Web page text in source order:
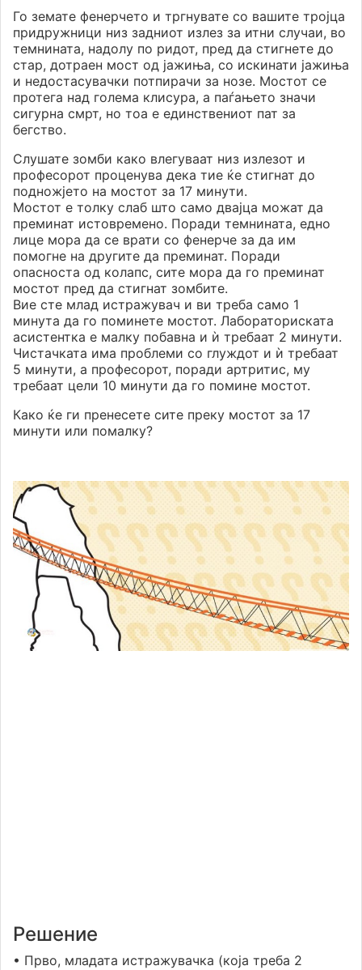
Го земате фенерчето и тргнувате со вашите тројца
придружници низ задниот излез за итни случаи, во
темнината, надолу по ридот, пред да стигнете до
стар, дотраен мост од јажиња, со искинати јажиња
и недостасувачки потпирачи за нозе. Мостот се
протега над голема клисура, а паѓањето значи
сигурна смрт, но тоа е единствениот пат за
бегство.
Слушате зомби како влегуваат низ излезот и
професорот проценува дека тие ќе стигнат до
подножјето на мостот за 17 минути.
Мостот е толку слаб што само двајца можат да
преминат истовремено. Поради темнината, едно
лице мора да се врати со фенерче за да им
помогне на другите да преминат. Поради
опасноста од колапс, сите мора да го преминат
мостот пред да стигнат зомбите.
Вие сте млад истражувач и ви треба само 1
минута да го поминете мостот. Лабораториската
асистентка е малку побавна и ѝ требаат 2 минути.
Чистачката има проблеми со глуждот и ѝ требаат
5 минути, а професорот, поради артритис, му
требаат цели 10 минути да го помине мостот.
Како ќе ги пренесете сите преку мостот за 17
минути или помалку?
Решение
• Прво, младата истражувачка (која треба 2